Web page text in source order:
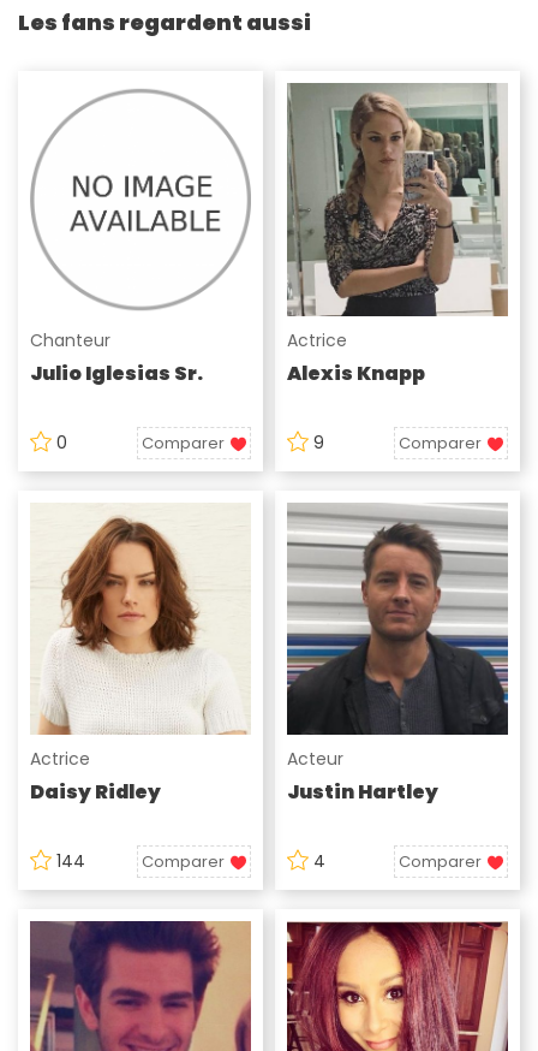
Les fans regardent aussi
Chanteur
Julio Iglesias Sr.
0 Comparer
Actrice
Alexis Knapp
9 Comparer
Actrice
Daisy Ridley
144 Comparer
Acteur
Justin Hartley
4 Comparer